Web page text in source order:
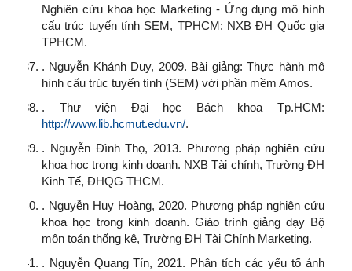
Nghiên cứu khoa học Marketing - Ứng dụng mô hình
cấu trúc tuyến tính SEM, TPHCM: NXB ĐH Quốc gia
TPHCM.
. Nguyễn Khánh Duy, 2009. Bài giảng: Thực hành mô
hình cấu trúc tuyến tính (SEM) với phần mềm Amos.
. Thư viện Đại học Bách khoa Tp.HCM:
http://www.lib.hcmut.edu.vn/.
. Nguyễn Đình Thọ, 2013. Phương pháp nghiên cứu
khoa học trong kinh doanh. NXB Tài chính, Trường ĐH
Kinh Tế, ĐHQG THCM.
. Nguyễn Huy Hoàng, 2020. Phương pháp nghiên cứu
khoa học trong kinh doanh. Giáo trình giảng dạy Bộ
môn toán thống kê, Trường ĐH Tài Chính Marketing.
. Nguyễn Quang Tín, 2021. Phân tích các yếu tố ảnh